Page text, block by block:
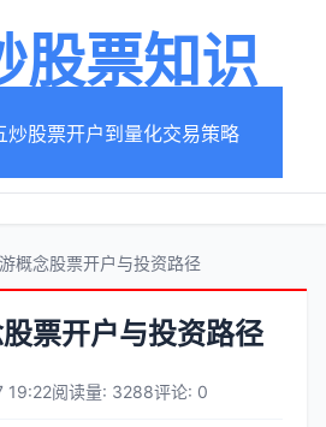
股票知识
炒股票开户到量化交易策略
概念股票开户与投资路径
票开户与投资路径
19:22阅读量: 3288评论: 0